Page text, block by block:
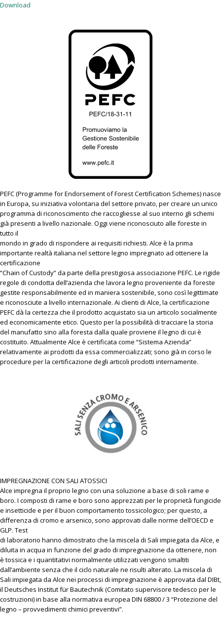
Download
PEFC (Programme for Endorsement of Forest Certification Schemes) nasce
in Europa, su iniziativa volontaria del settore privato, per creare un unico
programma di riconoscimento che raccogliesse al suo interno gli schemi
già presenti a livello nazionale. Oggi viene riconosciuto alle foreste in
tutto il
mondo in grado di rispondere ai requisiti richiesti. Alce è la prima
importante realtà italiana nel settore legno impregnato ad ottenere la
certificazione
“Chain of Custody” da parte della prestigiosa associazione PEFC. Le rigide
regole di condotta dell’azienda che lavora legno proveniente da foreste
gestite responsabilmente ed in maniera sostenibile, sono così legittimate
e riconosciute a livello internazionale. Ai clienti di Alce, la certificazione
PEFC dà la certezza che il prodotto acquistato sia un articolo socialmente
ed economicamente etico. Questo per la possibilità di tracciare la storia
del manufatto sino alla foresta dalla quale proviene il legno di cui è
costituito. Attualmente Alce è certificata come “Sistema Azienda”
relativamente ai prodotti da essa commercializzati; sono già in corso le
procedure per la certificazione degli articoli prodotti internamente.
IMPREGNAZIONE CON SALI ATOSSICI
Alce impregna il proprio legno con una soluzione a base di soli rame e
boro. I composti di rame e boro sono apprezzati per le proprietà fungicide
e insetticide e per il buon comportamento tossicologico; per questo, a
differenza di cromo e arsenico, sono approvati dalle norme dell’OECD e
GLP. Test
di laboratorio hanno dimostrato che la miscela di Sali impiegata da Alce, e
diluita in acqua in funzione del grado di impregnazione da ottenere, non
è tossica e i quantitativi normalmente utilizzati vengono smaltiti
dall’ambiente senza che il ciclo naturale ne risulti alterato. La miscela di
Sali impiegata da Alce nei processi di impregnazione è approvata dal DIBt,
il Deutsches Institut für Bautechnik (Comitato supervisore tedesco per le
costruzioni) in base alla normativa europea DIN 68800 / 3 “Protezione del
legno – provvedimenti chimici preventivi”.